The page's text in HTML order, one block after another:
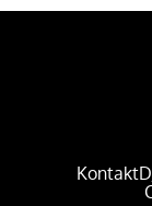
Kontakt